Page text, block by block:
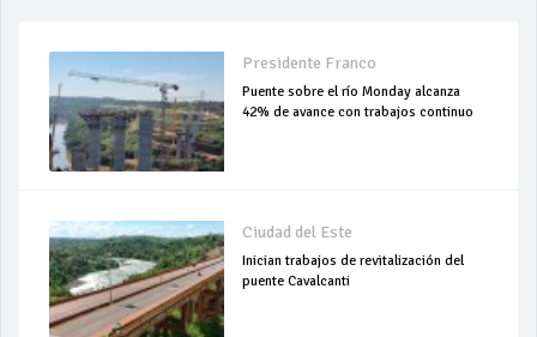
Presidente Franco
Puente sobre el río Monday alcanza
42% de avance con trabajos continuo
Ciudad del Este
Inician trabajos de revitalización del
puente Cavalcanti